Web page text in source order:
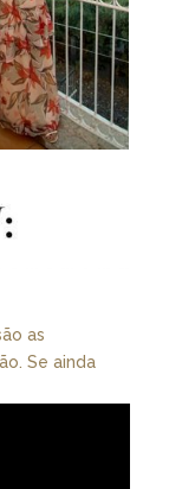
as
Se ainda